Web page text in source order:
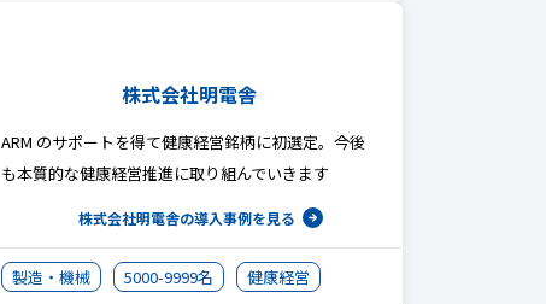
株式会社明電舎
ARM のサポートを得て健康経営銘柄に初選定。今後
も本質的な健康経営推進に取り組んでいきます
株式会社明電舎の導入事例を見る
製造・機械 5000-9999名 健康経営